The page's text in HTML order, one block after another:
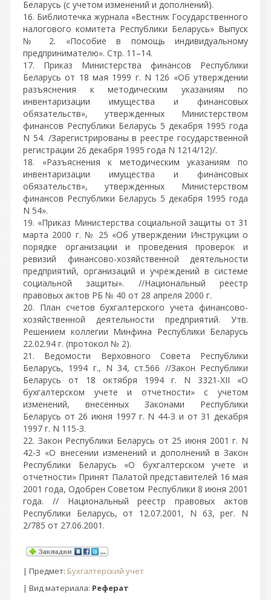
Беларусь (с учетом изменений и дополнений).
16. Библиотечка журнала «Вестник Государственного
налогового комитета Республики Беларусь» Выпуск
№ 2. «Пособие в помощь индивидуальному
предпринимателю». Стр. 11–14.
17. Приказ Министерства финансов Республики
Беларусь от 18 мая 1999 г. N 126 «Об утверждении
разъяснения к методическим указаниям по
инвентаризации имущества и финансовых
обязательств», утвержденных Министерством
финансов Республики Беларусь 5 декабря 1995 года
N 54. /Зарегистрированы в реестре государственной
регистрации 26 декабря 1995 года N 1214/12)/.
18. «Разъяснения к методическим указаниям по
инвентаризации имущества и финансовых
обязательств», утвержденных Министерством
финансов Республики Беларусь 5 декабря 1995 года
N 54».
19. «Приказ Министерства социальной защиты от 31
марта 2000 г. № 25 «Об утверждении Инструкции о
порядке организации и проведения проверок и
ревизий финансово-хозяйственной деятельности
предприятий, организаций и учреждений в системе
социальной защиты». //Национальный реестр
правовых актов РБ № 40 от 28 апреля 2000 г.
20. План счетов бухгалтерского учета финансово-
хозяйственной деятельности предприятий. Утв.
Решением коллегии Минфина Республики Беларусь
22.02.94 г. (протокол № 2).
21. Ведомости Верховного Совета Республики
Беларусь, 1994 г., N 34, ст.566 //Закон Республики
Беларусь от 18 октября 1994 г. N 3321-XII «О
бухгалтерском учете и отчетности» с учетом
изменений, внесенных Законами Республики
Беларусь от 26 июня 1997 г. N 44-З и от 31 декабря
1997 г. N 115-З.
22. Закон Республики Беларусь от 25 июня 2001 г. N
42-З «О внесении изменений и дополнений в Закон
Республики Беларусь «О бухгалтерском учете и
отчетности» Принят Палатой представителей 16 мая
2001 года, Одобрен Советом Республики 8 июня 2001
года. // Национальный реестр правовых актов
Республики Беларусь, от 12.07.2001, N 63, рег. N
2/785 от 27.06.2001.
| Предмет: Бухгалтерский учет
| Вид материала: Реферат